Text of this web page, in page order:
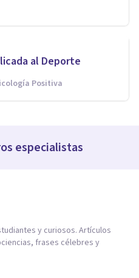
al Deporte
Positiva
especialistas
y curiosos. Artículos
frases célebres y